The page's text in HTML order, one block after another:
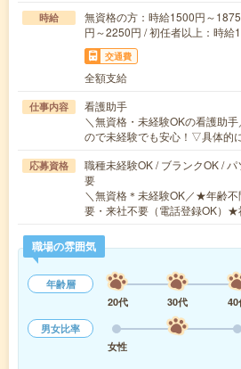
時給
無資格の方：時給1500円～
円～2250円 / 初任者以上：時給
交通費
全額支給
仕事内容
看護助手
＼無資格・未経験OKの看護助
ので未経験でも安心！▽具体
応募資格
職種未経験OK / ブランクOK /
要
＼無資格＊未経験OK／★年齢
要・来社不要（電話登録OK）
職場の雰囲気
年齢層
20代
30代 40
男女比率
女性